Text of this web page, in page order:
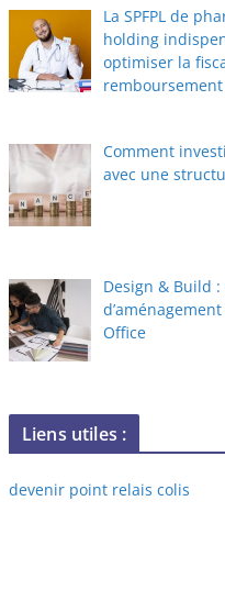
La SPFPL de
holding
optimiser la
Comment
avec une
Design & Build
Office
Liens utiles :
devenir point relais colis